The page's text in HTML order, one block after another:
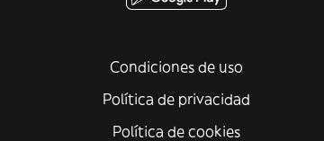
Condiciones de uso
Política de privacidad
Política de cookies